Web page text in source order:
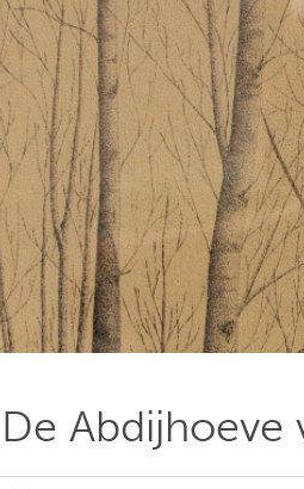
De Abdijhoeve